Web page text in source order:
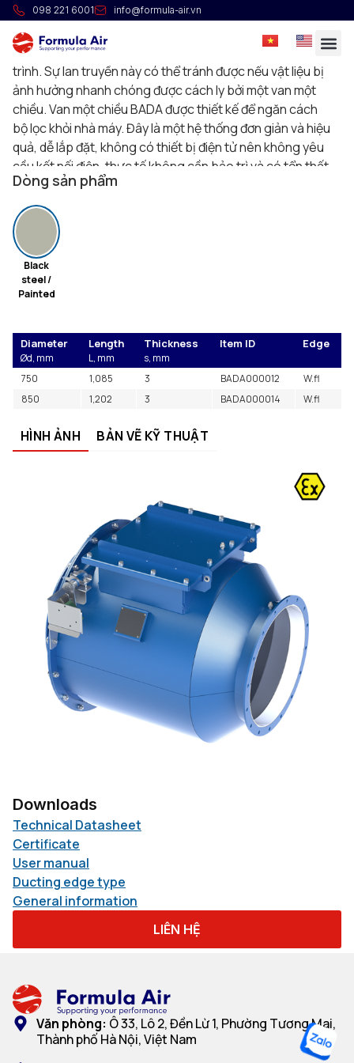
098 221 6001 info@formula-air.vn
Van một chiều BADA ATEX
Một vụ nổ không chỉ liên quan đến vật liệu được xử lý tức
thời mà còn có thể lan truyền sang phần còn lại của quy
trình. Sự lan truyền này có thể tránh được nếu vật liệu bị
ảnh hưởng nhanh chóng được cách ly bởi một van một
chiều. Van một chiều BADA được thiết kế để ngăn cách
bộ lọc khỏi nhà máy. Đây là một hệ thống đơn giản và hiệu
quả, dễ lắp đặt, không có thiết bị điện tử nên không yêu
cầu kết nối điện, thực tế không cần bảo trì và có tổn thất
áp suất rất thấp. Van một chiều BADA của chúng tôi là hệ
thống An toàn được chứng nhận ATEX tuyệt vời cho việc
phân khoang vụ nổ và thích hợp để sử dụng trong Ex
zone 21 (bên ngoài) và lên đến Ex zone 20 (bên trong).
Dòng sản phẩm
Black
steel /
Painted
Diameter Length Thickness Item ID Edge
Ød, mm L, mm
s, mm
750
1,085 3 BADA000012
W.fl
850
1,202 3 BADA000014 W.fl
HÌNH ẢNH BẢN VẼ KỸ THUẬT
Downloads
Technical Datasheet
Certificate
User manual
Ducting edge type
General information
LIÊN HỆ
Văn phòng: Ô 33, Lô 2, Đền Lừ 1, Phường Tương Mai,
Thành phố Hà Nội, Việt Nam